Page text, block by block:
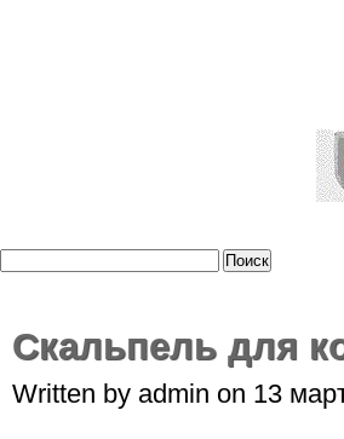
Скальпель для
Written by admin on 13